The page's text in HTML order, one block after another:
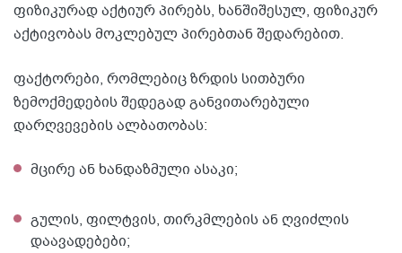
ფიზიკურად აქტიურ პირებს, ხანშიშესულ, ფიზიკურ
აქტივობას მოკლებულ პირებთან შედარებით.
ფაქტორები, რომლებიც ზრდის სითბური
ზემოქმედების შედეგად განვითარებული
დარღვევების ალბათობას:
მცირე ან ხანდაზმული ასაკი;
გულის, ფილტვის, თირკმლების ან ღვიძლის
დაავადებები;